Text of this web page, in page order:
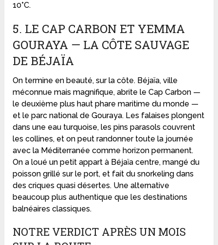
10°C.
5. LE CAP CARBON ET YEMMA
GOURAYA — LA CÔTE SAUVAGE
DE BÉJAÏA
On termine en beauté, sur la côte. Béjaïa, ville
méconnue mais magnifique, abrite le Cap Carbon —
le deuxième plus haut phare maritime du monde —
et le parc national de Gouraya. Les falaises plongent
dans une eau turquoise, les pins parasols couvrent
les collines, et on peut randonner toute la journée
avec la Méditerranée comme horizon permanent.
On a loué un petit appart à Béjaïa centre, mangé du
poisson grillé sur le port, et fait du snorkeling dans
des criques quasi désertes. Une alternative
beaucoup plus authentique que les destinations
balnéaires classiques.
NOTRE VERDICT APRÈS UN MOIS